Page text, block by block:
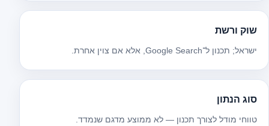
שוק ורשת
ישראל; תכנון ל־Google Search, אלא אם צוין אחרת.
סוג הנתון
טווחי מודל לצורך תכנון — לא ממוצע מדגם שנמדד.